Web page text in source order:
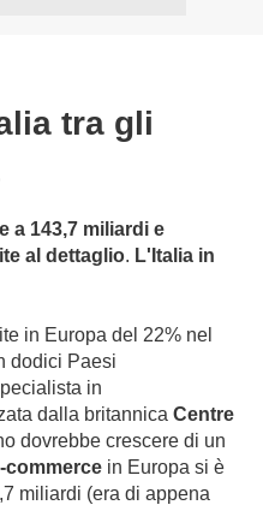
tra gli
a 143,7 miliardi e
al dettaglio. L'Italia in
in Europa del 22% nel
dodici Paesi
in
dalla britannica Centre
dovrebbe crescere di un
commerce in Europa si è
miliardi (era di appena